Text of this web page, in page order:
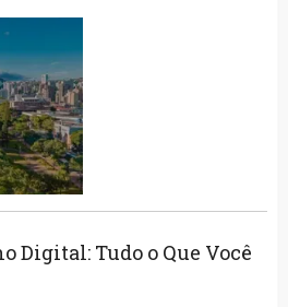
Digital: Tudo o Que Você